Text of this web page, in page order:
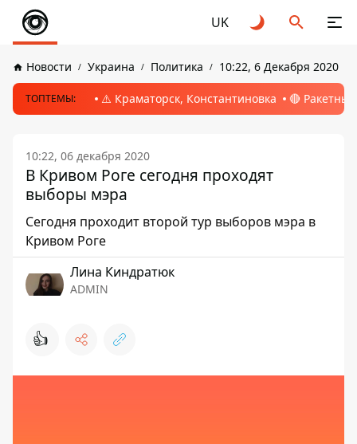
UK
Новости Украина Политика 10:22, 6 Декабря 2020
ТОПТЕМЫ: ⚠️ Краматорск, Константиновка 🔴
10:22, 06 декабря 2020
В Кривом Роге сегодня проходят
выборы мэра
Сегодня проходит второй тур выборов мэра в
Кривом Роге
Лина Киндратюк
ADMIN
👍